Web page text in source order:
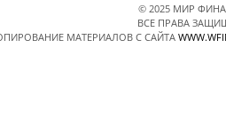
© 2025 МИР
ВСЕ ПРАВА
МАТЕРИАЛОВ C САЙТА